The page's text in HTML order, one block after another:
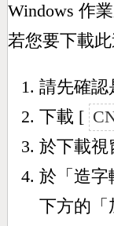
Windows 作
若您要下載
請先確認
下載 [
於下載視
於「造字
下方的